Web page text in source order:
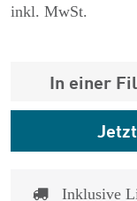
inkl. MwSt.
In einer
Inklusive